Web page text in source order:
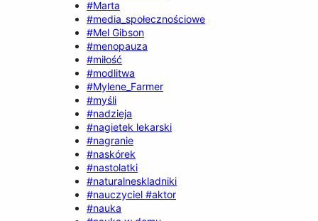
#Marta
#media_społecznościowe
#Mel Gibson
#menopauza
#miłość
#modlitwa
#Mylene_Farmer
#myśli
#nadzieja
#nagietek lekarski
#nagranie
#naskórek
#nastolatki
#naturalneskladniki
#nauczyciel #aktor
#nauka